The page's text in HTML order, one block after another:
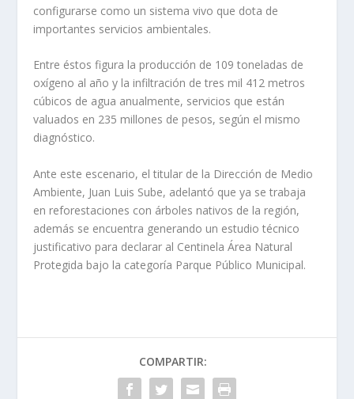
configurarse como un sistema vivo que dota de
importantes servicios ambientales.
Entre éstos figura la producción de 109 toneladas de
oxígeno al año y la infiltración de tres mil 412 metros
cúbicos de agua anualmente, servicios que están
valuados en 235 millones de pesos, según el mismo
diagnóstico.
Ante este escenario, el titular de la Dirección de Medio
Ambiente, Juan Luis Sube, adelantó que ya se trabaja
en reforestaciones con árboles nativos de la región,
además se encuentra generando un estudio técnico
justificativo para declarar al Centinela Área Natural
Protegida bajo la categoría Parque Público Municipal.
COMPARTIR: